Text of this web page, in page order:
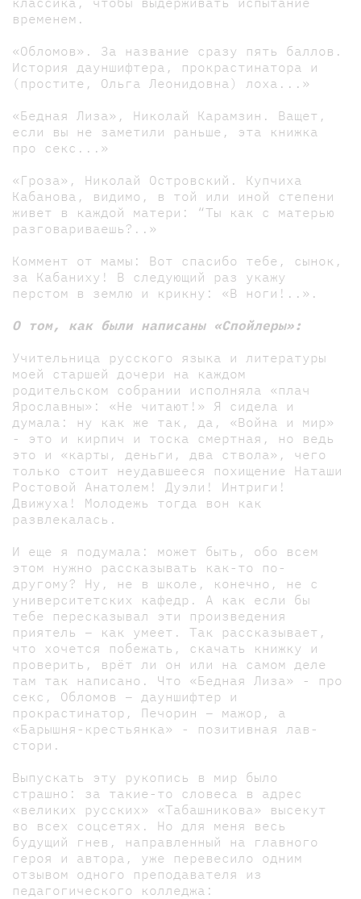
временем.
«Обломов». За название сразу пять баллов.
История дауншифтера, прокрастинатора и
(простите, Ольга Леонидовна) лоха...»
«Бедная Лиза», Николай Карамзин. Ващет,
если вы не заметили раньше, эта книжка
про секс...»
«Гроза», Николай Островский. Купчиха
Кабанова, видимо, в той или иной степени
живет в каждой матери: “Ты как с матерью
разговариваешь?..»
Коммент от мамы: Вот спасибо тебе, сынок,
за Кабаниху! В следующий раз укажу
перстом в землю и крикну: «В ноги!..».
О том, как были написаны «Спойлеры»:
Учительница русского языка и литературы
моей старшей дочери на каждом
родительском собрании исполняла «плач
Ярославны»: «Не читают!» Я сидела и
думала: ну как же так, да, «Война и мир»
- это и кирпич и тоска смертная, но ведь
это и «карты, деньги, два ствола», чего
только стоит неудавшееся похищение Наташи
Ростовой Анатолем! Дуэли! Интриги!
Движуха! Молодежь тогда вон как
развлекалась.
И еще я подумала: может быть, обо всем
этом нужно рассказывать как-то по-
другому? Ну, не в школе, конечно, не с
университетских кафедр. А как если бы
тебе пересказывал эти произведения
приятель – как умеет. Так рассказывает,
что хочется побежать, скачать книжку и
проверить, врёт ли он или на самом деле
там так написано. Что «Бедная Лиза» - про
секс, Обломов – дауншифтер и
прокрастинатор, Печорин – мажор, а
«Барышня-крестьянка» - позитивная лав-
стори.
Выпускать эту рукопись в мир было
страшно: за такие-то словеса в адрес
«великих русских» «Табашникова» высекут
во всех соцсетях. Но для меня весь
будущий гнев, направленный на главного
героя и автора, уже перевесило одним
отзывом одного преподавателя из
педагогического колледжа: